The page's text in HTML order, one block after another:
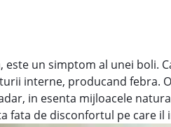
un simptom al unei boli.
interne, producand febra.
in esenta mijloacele
de disconfortul pe care il